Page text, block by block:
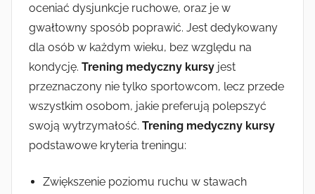
k
a
s
i
a
oceniać dysjunkcje ruchowe, oraz je w
gwałtowny sposób poprawić. Jest dedykowany
dla osób w każdym wieku, bez względu na
kondycję. Trening medyczny kursy jest
przeznaczony nie tylko sportowcom, lecz przede
wszystkim osobom, jakie preferują polepszyć
swoją wytrzymałość. Trening medyczny kursy
podstawowe kryteria treningu:
Zwiększenie poziomu ruchu w stawach